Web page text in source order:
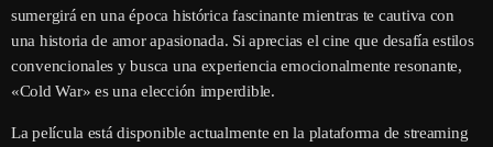
sumergirá en una época histórica fascinante mientras te cautiva con
una historia de amor apasionada. Si aprecias el cine que desafía estilos
convencionales y busca una experiencia emocionalmente resonante,
«Cold War» es una elección imperdible.
La película está disponible actualmente en la plataforma de streaming